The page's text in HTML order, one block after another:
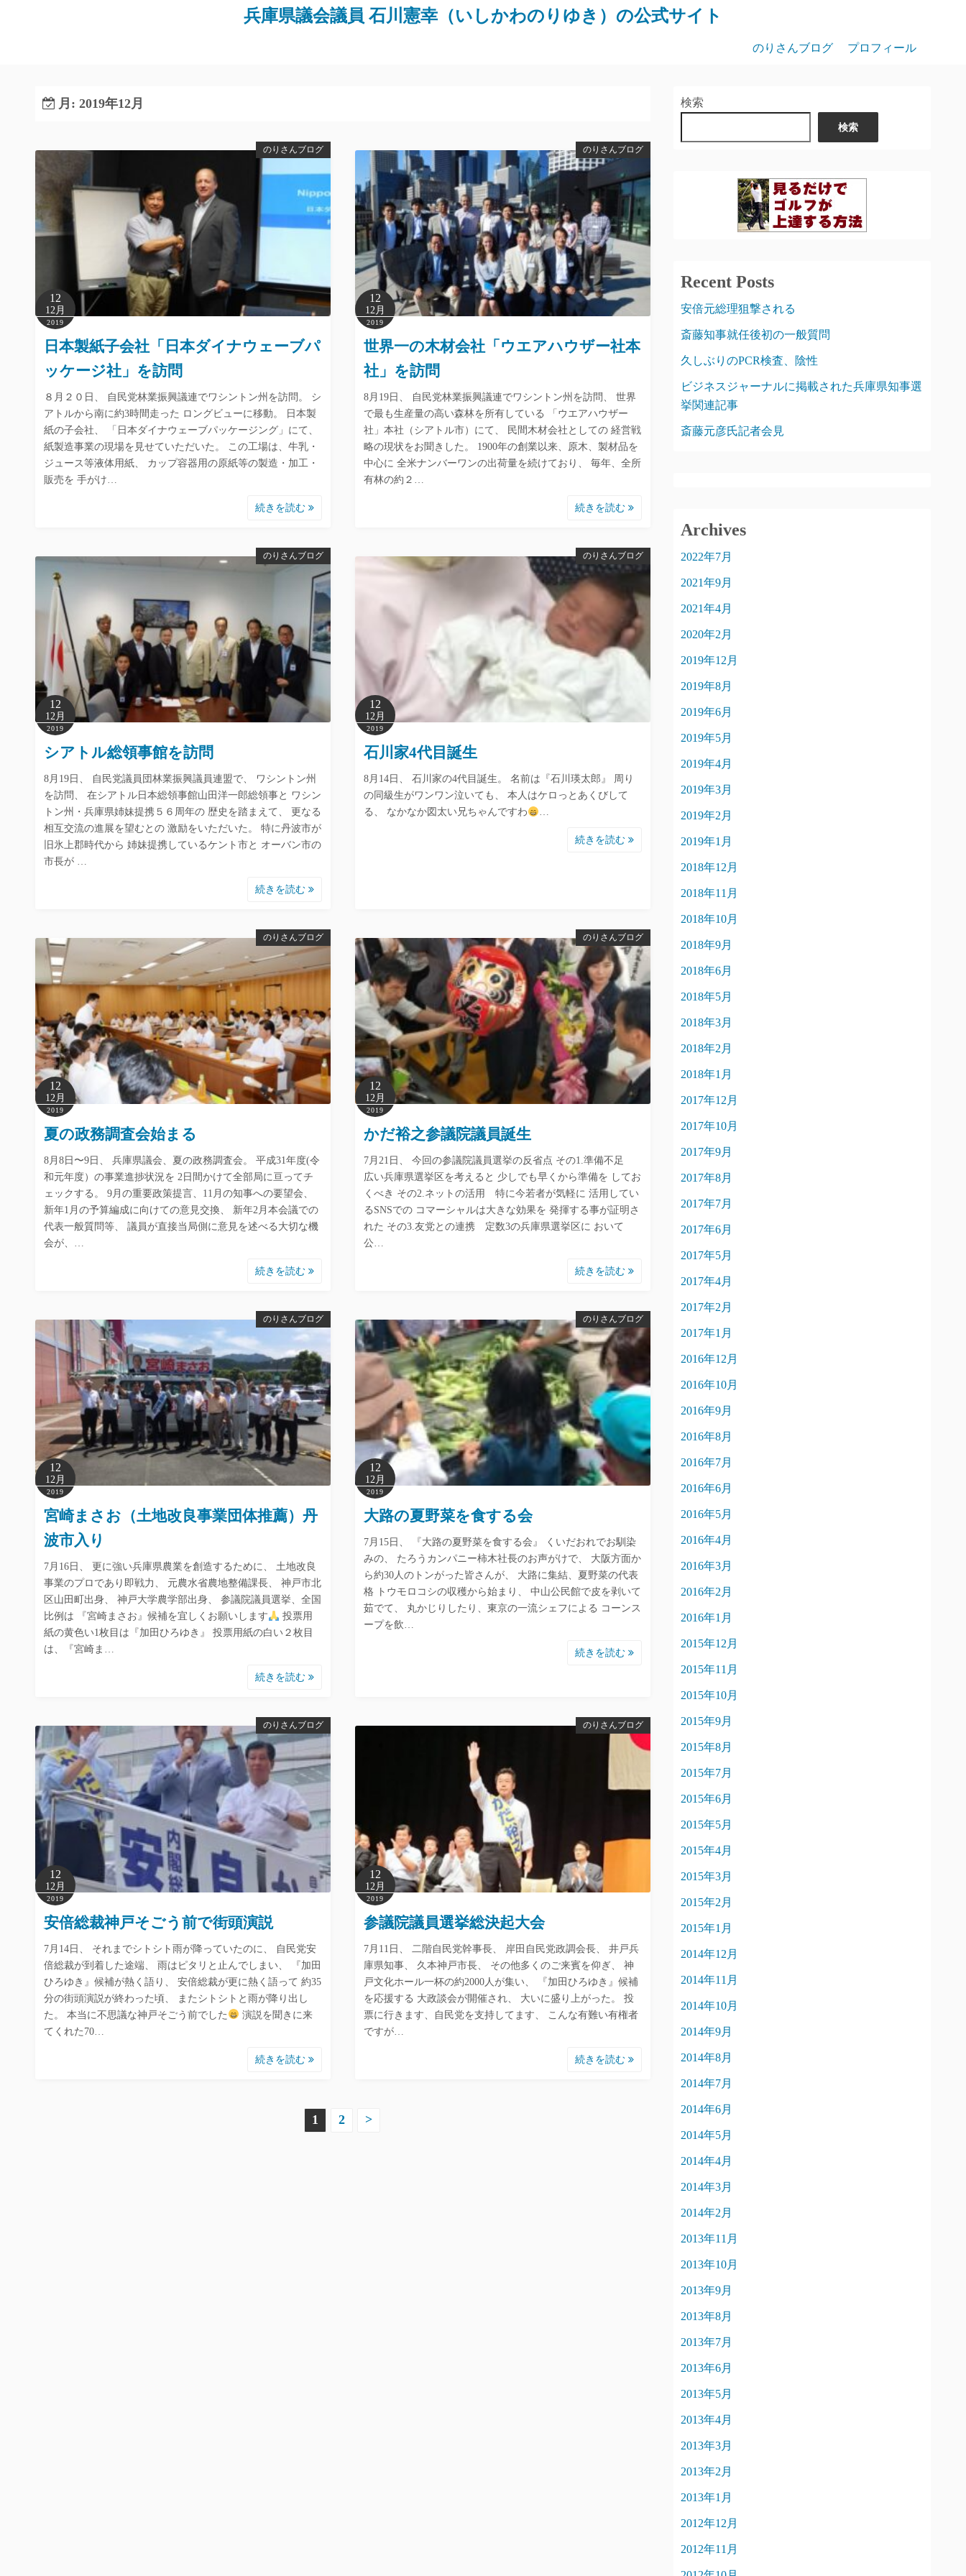
兵庫県議会議員 石川憲幸（いしかわのりゆき）の公式サイト
のりさんブログ プロフィール
月: 2019年12月
のりさんブログ
12
12月
2019
日本製紙子会社「日本ダイナウェーブパ
ッケージ社」を訪問
８月２０日、 自民党林業振興議連でワシントン州を訪問。 シ
アトルから南に約3時間走った ロングビューに移動。 日本製
紙の子会社、 「日本ダイナウェーブパッケージング」にて、
紙製造事業の現場を見せていただいた。 この工場は、牛乳・
ジュース等液体用紙、 カップ容器用の原紙等の製造・加工・
販売を 手がけ…
続きを読む
のりさんブログ
12
12月
2019
世界一の木材会社「ウエアハウザー社本
社」を訪問
8月19日、 自民党林業振興議連でワシントン州を訪問、 世界
で最も生産量の高い森林を所有している 「ウエアハウザー
社」本社（シアトル市）にて、 民間木材会社としての 経営戦
略の現状をお聞きした。 1900年の創業以来、原木、製材品を
中心に 全米ナンバーワンの出荷量を続けており、 毎年、全所
有林の約２…
続きを読む
のりさんブログ
12
12月
2019
シアトル総領事館を訪問
8月19日、 自民党議員団林業振興議員連盟で、 ワシントン州
を訪問、 在シアトル日本総領事館山田洋一郎総領事と ワシン
トン州・兵庫県姉妹提携５６周年の 歴史を踏まえて、 更なる
相互交流の進展を望むとの 激励をいただいた。 特に丹波市が
旧氷上郡時代から 姉妹提携しているケント市と オーバン市の
市長が …
続きを読む
のりさんブログ
12
12月
2019
石川家4代目誕生
8月14日、 石川家の4代目誕生。 名前は『石川瑛太郎』 周り
の同級生がワンワン泣いても、 本人はケロっとあくびして
る、 なかなか図太い兄ちゃんですわ
…
続きを読む
のりさんブログ
12
12月
2019
夏の政務調査会始まる
8月8日〜9日、 兵庫県議会、夏の政務調査会。 平成31年度(令
和元年度）の事業進捗状況を 2日間かけて全部局に亘ってチ
ェックする。 9月の重要政策提言、11月の知事への要望会、
新年1月の予算編成に向けての意見交換、 新年2月本会議での
代表一般質問等、 議員が直接当局側に意見を述べる大切な機
会が、…
続きを読む
のりさんブログ
12
12月
2019
かだ裕之参議院議員誕生
7月21日、 今回の参議院議員選挙の反省点 その1.準備不足
広い兵庫県選挙区を考えると 少しでも早くから準備を してお
くべき その2.ネットの活用 特に今若者が気軽に 活用してい
るSNSでの コマーシャルは大きな効果を 発揮する事が証明さ
れた その3.友党との連携 定数3の兵庫県選挙区に おいて
公…
続きを読む
のりさんブログ
12
12月
2019
宮崎まさお（土地改良事業団体推薦）丹
波市入り
7月16日、 更に強い兵庫県農業を創造するために、 土地改良
事業のプロであり即戦力、 元農水省農地整備課長、 神戸市北
区山田町出身、 神戸大学農学部出身、 参議院議員選挙、全国
比例は 『宮崎まさお』候補を宜しくお願いします
投票用
紙の黄色い1枚目は『加田ひろゆき』 投票用紙の白い２枚目
は、『宮崎ま…
続きを読む
のりさんブログ
12
12月
2019
大路の夏野菜を食する会
7月15日、 『大路の夏野菜を食する会』 くいだおれでお馴染
みの、 たろうカンパニー柿木社長のお声がけで、 大阪方面か
ら約30人のトンがった皆さんが、 大路に集結、夏野菜の代表
格 トウモロコシの収穫から始まり、 中山公民館で皮を剥いて
茹でて、 丸かじりしたり、東京の一流シェフによる コーンス
ープを飲…
続きを読む
のりさんブログ
12
12月
2019
安倍総裁神戸そごう前で街頭演説
7月14日、 それまでシトシト雨が降っていたのに、 自民党安
倍総裁が到着した途端、 雨はピタリと止んでしまい、 『加田
ひろゆき』候補が熱く語り、 安倍総裁が更に熱く語って 約35
分の街頭演説が終わった頃、 またシトシトと雨が降り出し
た。 本当に不思議な神戸そごう前でした
演説を聞きに来
てくれた70…
続きを読む
のりさんブログ
12
12月
2019
参議院議員選挙総決起大会
7月11日、 二階自民党幹事長、 岸田自民党政調会長、 井戸兵
庫県知事、 久本神戸市長、 その他多くのご来賓を仰ぎ、 神
戸文化ホール一杯の約2000人が集い、 『加田ひろゆき』候補
を応援する 大政談会が開催され、 大いに盛り上がった。 投
票に行きます、自民党を支持してます、 こんな有難い有権者
ですが…
続きを読む
1 2 >
検索
検索
Recent Posts
安倍元総理狙撃される
斎藤知事就任後初の一般質問
久しぶりのPCR検査、陰性
ビジネスジャーナルに掲載された兵庫県知事選
挙関連記事
斎藤元彦氏記者会見
Archives
2022年7月
2021年9月
2021年4月
2020年2月
2019年12月
2019年8月
2019年6月
2019年5月
2019年4月
2019年3月
2019年2月
2019年1月
2018年12月
2018年11月
2018年10月
2018年9月
2018年6月
2018年5月
2018年3月
2018年2月
2018年1月
2017年12月
2017年10月
2017年9月
2017年8月
2017年7月
2017年6月
2017年5月
2017年4月
2017年2月
2017年1月
2016年12月
2016年10月
2016年9月
2016年8月
2016年7月
2016年6月
2016年5月
2016年4月
2016年3月
2016年2月
2016年1月
2015年12月
2015年11月
2015年10月
2015年9月
2015年8月
2015年7月
2015年6月
2015年5月
2015年4月
2015年3月
2015年2月
2015年1月
2014年12月
2014年11月
2014年10月
2014年9月
2014年8月
2014年7月
2014年6月
2014年5月
2014年4月
2014年3月
2014年2月
2013年11月
2013年10月
2013年9月
2013年8月
2013年7月
2013年6月
2013年5月
2013年4月
2013年3月
2013年2月
2013年1月
2012年12月
2012年11月